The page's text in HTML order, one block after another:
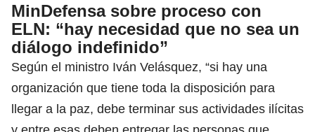
MinDefensa sobre proceso con
ELN: “hay necesidad que no sea un
diálogo indefinido”
Según el ministro Iván Velásquez, “si hay una
organización que tiene toda la disposición para
llegar a la paz, debe terminar sus actividades ilícitas